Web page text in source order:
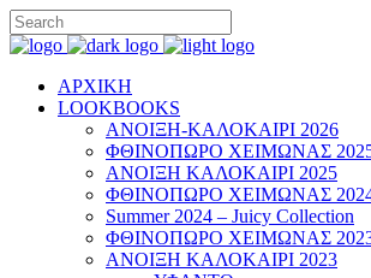
ΑΡΧΙΚΗ
LOOKBOOKS
ΑΝΟΙΞΗ-ΚΑΛΟΚΑΙΡΙ 2026
ΦΘΙΝΟΠΩΡΟ ΧΕΙΜΩΝΑΣ
ΑΝΟΙΞΗ ΚΑΛΟΚΑΙΡΙ 2025
ΦΘΙΝΟΠΩΡΟ ΧΕΙΜΩΝΑΣ
Summer 2024 – Juicy Collection
ΦΘΙΝΟΠΩΡΟ ΧΕΙΜΩΝΑΣ
ΑΝΟΙΞΗ ΚΑΛΟΚΑΙΡΙ 2023